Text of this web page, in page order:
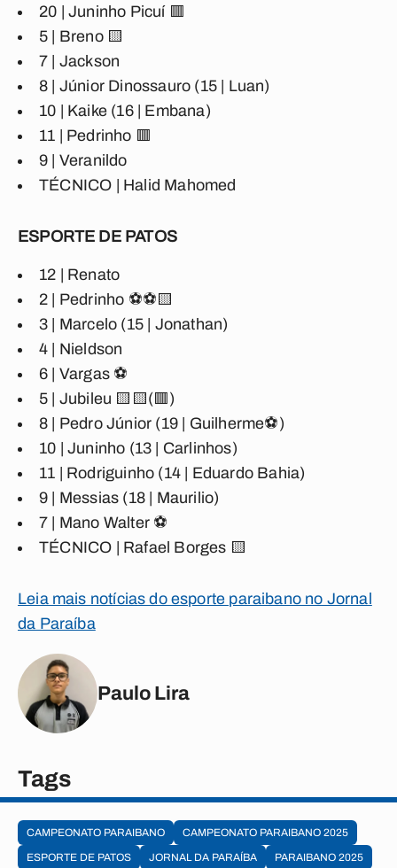
20 | Juninho Picuí 🟥
5 | Breno 🟨
7 | Jackson
8 | Júnior Dinossauro (15 | Luan)
10 | Kaike (16 | Embana)
11 | Pedrinho 🟥
9 | Veranildo
TÉCNICO | Halid Mahomed
ESPORTE DE PATOS
12 | Renato
2 | Pedrinho ⚽⚽🟨
3 | Marcelo (15 | Jonathan)
4 | Nieldson
6 | Vargas ⚽
5 | Jubileu 🟨🟨(🟥)
8 | Pedro Júnior (19 | Guilherme⚽)
10 | Juninho (13 | Carlinhos)
11 | Rodriguinho (14 | Eduardo Bahia)
9 | Messias (18 | Maurilio)
7 | Mano Walter ⚽
TÉCNICO | Rafael Borges 🟨
Leia mais notícias do esporte paraibano no Jornal
da Paraíba
Paulo Lira
Tags
CAMPEONATO PARAIBANO
CAMPEONATO PARAIBANO 2025
ESPORTE DE PATOS
JORNAL DA PARAÍBA
PARAIBANO 2025